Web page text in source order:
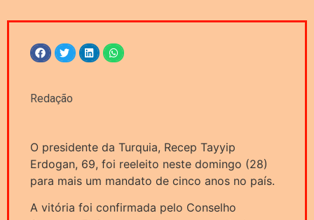
Redação
O presidente da Turquia, Recep Tayyip
Erdogan, 69, foi reeleito neste domingo (28)
para mais um mandato de cinco anos no país.
A vitória foi confirmada pelo Conselho